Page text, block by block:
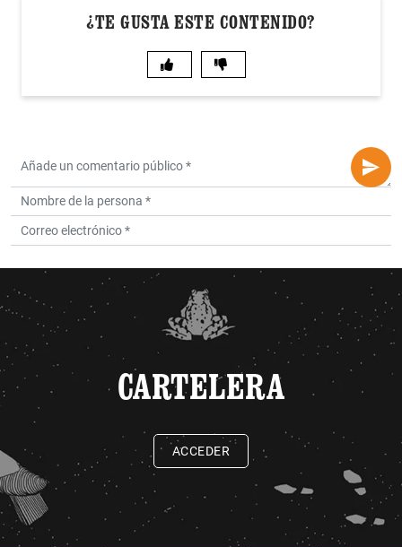
¿TE GUSTA ESTE CONTENIDO?
CARTELERA
ACCEDER